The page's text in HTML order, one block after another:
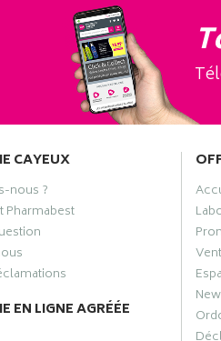
CAYEUX
nous ?
Pharmabest
EN LIGNE AGRÉÉE